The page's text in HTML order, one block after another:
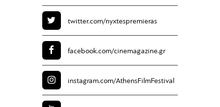
twitter.com/nyxtespremieras
facebook.com/cinemagazine.gr
instagram.com/AthensFilmFestival